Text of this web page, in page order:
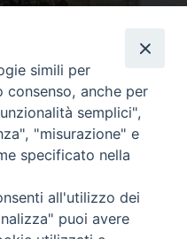
CAGLI PERGOLA | Via Roma,
simili per
anche per
semplici",
"misurazione" e
specificato nella
all'utilizzo dei
puoi avere